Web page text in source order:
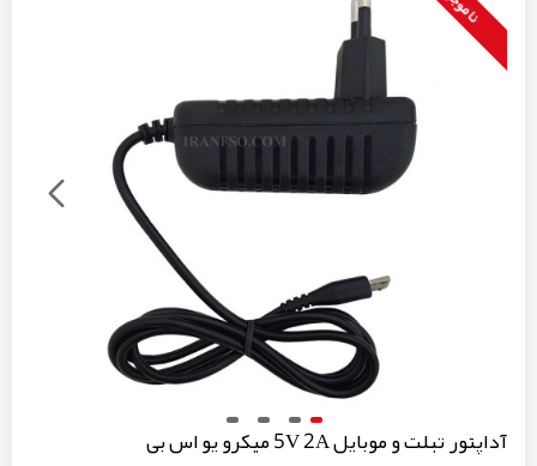
آداپتور تبلت و موبایل 5V 2A میکرو یو اس بی